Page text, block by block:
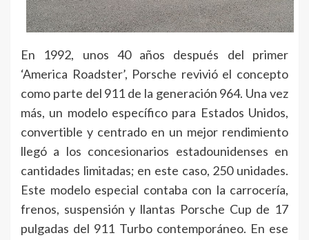
En 1992, unos 40 años después del primer
‘America Roadster’, Porsche revivió el concepto
como parte del 911 de la generación 964. Una vez
más, un modelo específico para Estados Unidos,
convertible y centrado en un mejor rendimiento
llegó a los concesionarios estadounidenses en
cantidades limitadas; en este caso, 250 unidades.
Este modelo especial contaba con la carrocería,
frenos, suspensión y llantas Porsche Cup de 17
pulgadas del 911 Turbo contemporáneo. En ese